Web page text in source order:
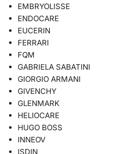
EMBRYOLISSE
ENDOCARE
EUCERIN
FERRARI
FQM
GABRIELA SABATINI
GIORGIO ARMANI
GIVENCHY
GLENMARK
HELIOCARE
HUGO BOSS
INNEOV
ISDIN